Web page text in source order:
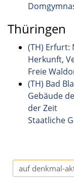
Thüringen
(TH) Erfurt:
Herkunft,
Freie
(TH) Bad
Gebäude
der Zeit
Staatliche